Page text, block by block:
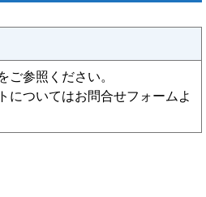
ご参照ください。
についてはお問合せフォームよ